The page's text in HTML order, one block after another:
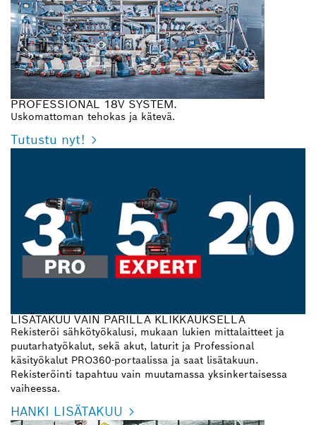
PROFESSIONAL 18V SYSTEM.
Uskomattoman tehokas ja kätevä.
Tutustu nyt!
LISÄTAKUU VAIN PARILLA KLIKKAUKSELLA
Rekisteröi sähkötyökalusi, mukaan lukien mittalaitteet ja
puutarhatyökalut, sekä akut, laturit ja Professional
käsityökalut PRO360-portaalissa ja saat lisätakuun.
Rekisteröinti tapahtuu vain muutamassa yksinkertaisessa
vaiheessa.
HANKI LISÄTAKUU